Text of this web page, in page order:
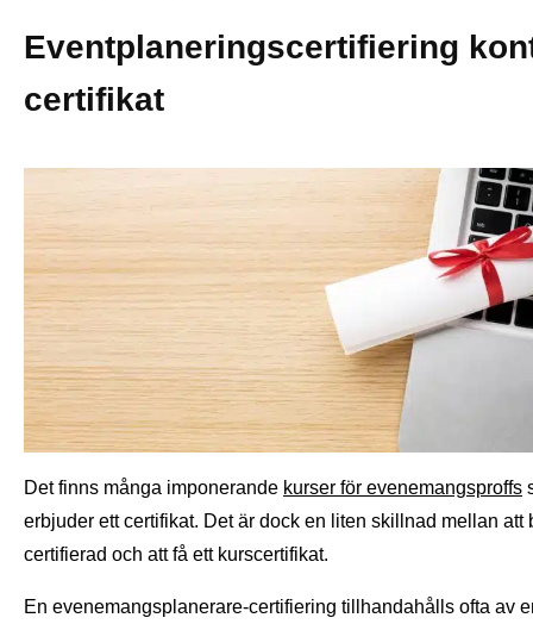
Eventplaneringscertifiering
certifikat
Det finns många imponerande kurser för evenemangsproffs
erbjuder ett certifikat. Det är dock en liten skillnad mellan att
certifierad och att få ett kurscertifikat.
En evenemangsplanerare-certifiering tillhandahålls ofta av